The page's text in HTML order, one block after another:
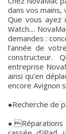
dans vos mains,
Que vous ayez
Watch....
demandes :
l’année de
constructeur.
entreprise
ainsi qu’en
encore Avignon
●Recherche de
●Réparations